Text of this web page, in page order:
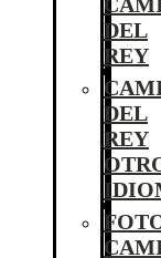
DEL
REY
DEL
REY